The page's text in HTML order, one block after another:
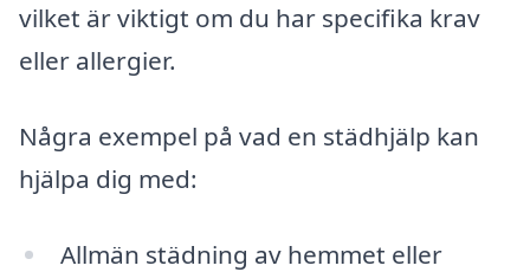
vilket är viktigt om du har specifika krav
eller allergier.
Några exempel på vad en städhjälp kan
hjälpa dig med:
Allmän städning av hemmet eller